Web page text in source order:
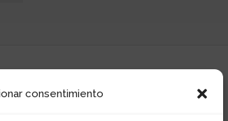
consentimiento